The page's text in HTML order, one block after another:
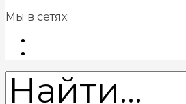
Мы в сетях: